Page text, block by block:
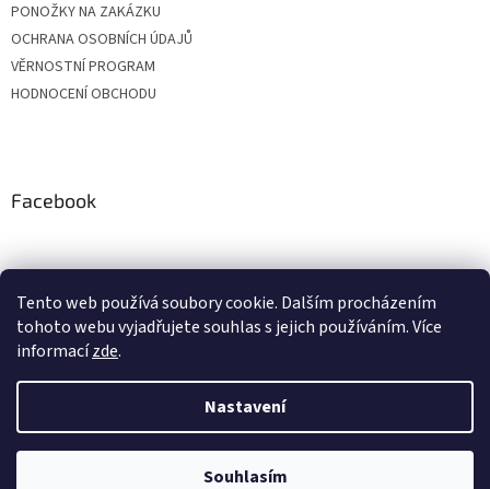
Tento web používá soubory cookie. Dalším procházením
tohoto webu vyjadřujete souhlas s jejich používáním. Více
informacízde.
Nastavení
Souhlasím
Vážení zákazníci, z důvodu čerpání dovolených budou objednávky
přijaté v období od 20. do 24. července expedovány po 28. 7. Zároveň si
Vás dovolujeme upozornit, že v průběhu letních prázdnin může být
expedice o pár dní prodloužena. Děkujeme Vám za pochopení a
PONOŽKY NA ZAKÁZKU
OCHRANA OSOBNÍCH ÚDAJŮ
VĚRNOSTNÍ PROGRAM
HODNOCENÍ OBCHODU
Facebook
Vytvořil Shoptet
BONASTYL. Všechna práva vyhrazena.